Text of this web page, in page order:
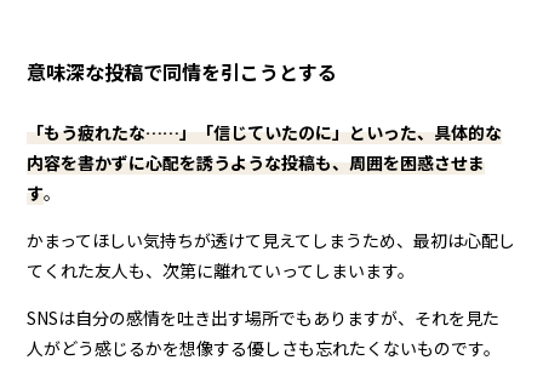
意味深な投稿で同情を引こうとする
「もう疲れたな……」「信じていたのに」といった、具体的な
内容を書かずに心配を誘うような投稿も、周囲を困惑させま
す。
かまってほしい気持ちが透けて見えてしまうため、最初は心配し
てくれた友人も、次第に離れていってしまいます。
SNSは自分の感情を吐き出す場所でもありますが、それを見た
人がどう感じるかを想像する優しさも忘れたくないものです。